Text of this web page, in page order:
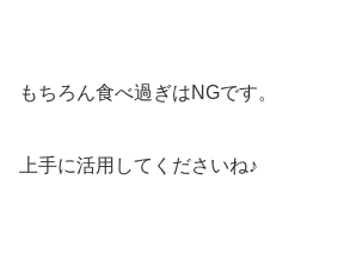
もちろん食べ過ぎはNGです。
上手に活用してくださいね♪